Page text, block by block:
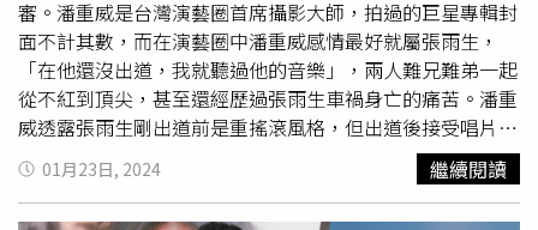
穗可以就此得到安息。現年47歲的柏原崇，曾飾演《情書》
中的「少年藤井樹」，並以《惡作劇之吻》的「入江直樹」
一角紅遍亞洲，被日本媒體封為「20世紀末美少年」。但他
在全盛時期因為婚姻不順、又傳出暴力衝突消息，演藝事業
一落千丈，婚姻也黯然收場。不幸中的大幸是，他不久後與
90年代短髮女神內田有紀傳出戀愛消息，各自曾遭遇一場失
敗婚姻的兩人就此成為互相扶持的伴侶交往至今，而柏原崇
審。潘重威是台灣演藝圈首席攝影大師，拍過的巨星專輯封
面不計其數，而在演藝圈中潘重威感情最好就屬張雨生，
「在他還沒出道，我就聽過他的音樂」，兩人難兄難弟一起
從不紅到頂尖，甚至還經歷過張雨生車禍身亡的痛苦。潘重
威透露張雨生剛出道前是重搖滾風格，但出道後接受唱片公
司安排，順應潮流演唱清新抒情搖滾〈我的未來不是夢〉才
爆紅，更爆料剛出道的張雨生常被宣傳罵得臭頭，但只要一
上台，就開開心心熱情表演，從不受影響，「你們大學生就
01月23日, 2024 繼續閱讀